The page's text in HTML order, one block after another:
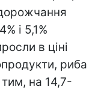
і 5,1%
в ціні
риба
на 14,7-